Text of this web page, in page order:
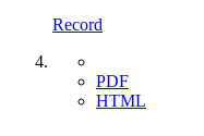
Record
PDF
HTML